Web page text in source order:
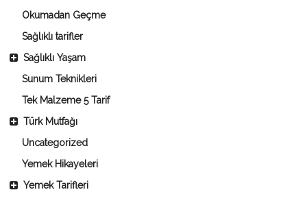
Okumadan Geçme
Sağlıklı tarifler
Sağlıklı Yaşam
Sunum Teknikleri
Tek Malzeme 5 Tarif
Türk Mutfağı
Uncategorized
Yemek Hikayeleri
Yemek Tarifleri